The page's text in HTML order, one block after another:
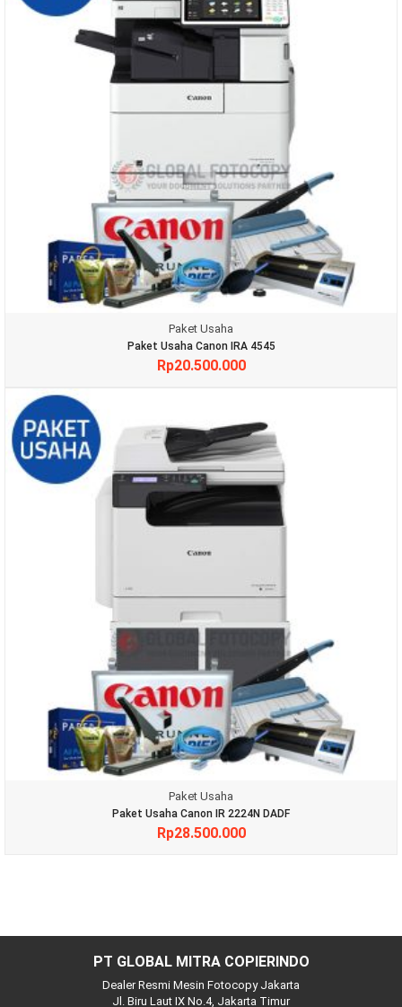
Paket Usaha
Paket Usaha Canon IRA 4545
Rp20.500.000
Paket Usaha
Paket Usaha Canon IR 2224N DADF
Rp28.500.000
PT GLOBAL MITRA COPIERINDO
Dealer Resmi Mesin Fotocopy Jakarta
Jl. Biru Laut IX No.4, Jakarta Timur